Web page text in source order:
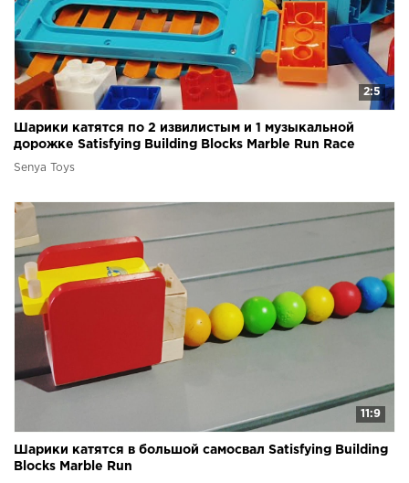
2:5
Шарики катятся по 2 извилистым и 1 музыкальной
дорожке Satisfying Building Blocks Marble Run Race
Senya Toys
11:9
Шарики катятся в большой самосвал Satisfying Building
Blocks Marble Run